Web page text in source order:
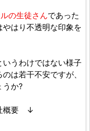
の生徒さんであった
はり不透明な印象を
うわけではない様子
は若干不安ですが、
うか?
概要 ↓